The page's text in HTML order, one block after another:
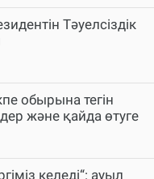
Тәуелсіздік
обырына тегін
және қайда өтуге
келеді“: ауыл